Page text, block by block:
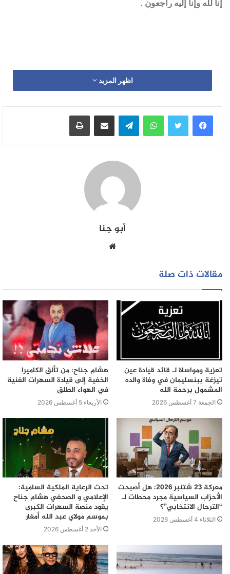
إنا لله وإنا إليه راجعون .
اظهر المزيد
واتساب تيلقرام مشاركة عبر البريد طباعة
أبو جنا
مقالات ذات صلة
تعزية ومواساة لـ قائد قيادة عين
تيزغة ببنسليمان في وفاة والده
المشمول برحمة الله
الجمعة 7 أغسطس 2026
هشام جناح: من تألق الكاميرا
الخفية إلى قيادة السهرات الفنية
في الهواء الطلق
الأربعاء 5 أغسطس 2026
معركة 23 شتنبر 2026: هل أصبحت
الأحزاب السياسية مجرد محطات لـ
“الترحال الانتخابي”؟
الثلاثاء 4 أغسطس 2026
تحت الرعاية الملكية السامية:
الإعلامي و الصحفي هشام جناح
يقود منصة السهرات الكبرى
بموسم مولاي عبد الله أمغار
الأحد 2 أغسطس 2026